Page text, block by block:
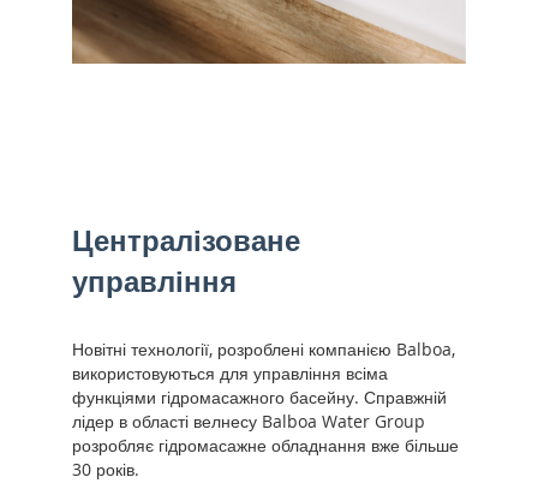
Централізоване
управління
Новітні технології, розроблені компанією Balboa,
використовуються для управління всіма
функціями гідромасажного басейну. Справжній
лідер в області велнесу Balboa Water Group
розробляє гідромасажне обладнання вже більше
30 років.